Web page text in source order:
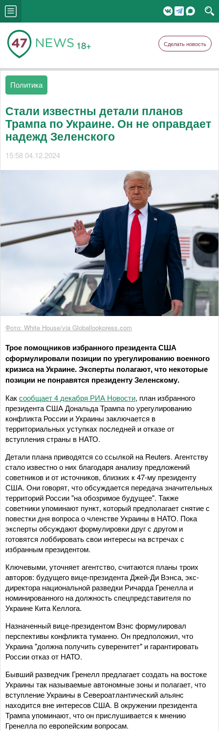
18+ Сделать новость
Политика
Стали известны детали планов
Трампа по Украине. Он не оправдает
надежд Зеленского
15:58 04.12.2024
Фото: White House/via Globallookpress.com
Трое помощников избранного президента США
сформулировали позиции по урегулированию военного
кризиса на Украине. Эксперты полагают, что некоторые
позиции не понравятся президенту Зеленскому.
Каксообщает 4 декабря РИА Новости, план избранного
президента США Дональда Трампа по урегулированию
конфликта России и Украины заключается в
территориальных уступках последней и отказе от
вступления страны в НАТО.
Детали плана приводятся со ссылкой на Reuters. Агентству
стало известно о них благодаря анализу предложений
советников и от источников, близких к 47-му президенту
США. Они говорят, что обсуждается передача значительных
территорий России "на обозримое будущее". Также
советники упоминают пункт, который предполагает снятие с
повестки дня вопроса о членстве Украины в НАТО. Пока
эксперты обсуждают формулировки друг с другом и
готовятся лоббировать свои интересы на встречах с
избранным президентом.
Ключевыми, уточняет агентство, считаются планы троих
авторов: будущего вице-президента Джей-Ди Вэнса, экс-
директора национальной разведки Ричарда Гренелла и
номинированного на должность спецпредставителя по
Украине Кита Келлога.
Назначенный вице-президентом Вэнс формулировал
перспективы конфликта туманно. Он предположил, что
Украина "должна получить суверенитет" и гарантировать
России отказ от НАТО.
Бывший разведчик Гренелл предлагает создать на востоке
Украины так называемые автономные зоны и полагает, что
вступление Украины в Североатлантический альянс
находится вне интересов США. В окружении президента
Трампа упоминают, что он прислушивается к мнению
Гренелла по европейским вопросам.